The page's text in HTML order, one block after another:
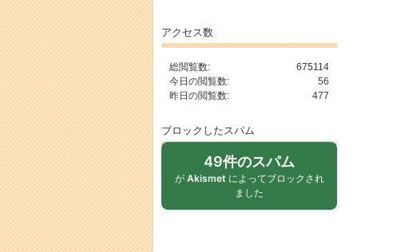
アクセス数
675114
総閲覧数:
56
今日の閲覧数:
477
昨日の閲覧数:
ブロックしたスパム
49件のスパム
が Akismet によってブロックされ
ました